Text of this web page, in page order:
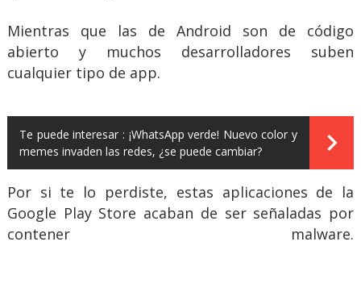
Mientras que las de Android son de código
abierto y muchos desarrolladores suben
cualquier tipo de app.
Te puede interesar : ¡WhatsApp verde! Nuevo color y
memes invaden las redes, ¿se puede cambiar?
Por si te lo perdiste, estas aplicaciones de la
Google Play Store acaban de ser señaladas por
contener malware.